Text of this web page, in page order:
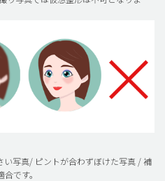
い写真/ ピントが合わずぼけた写真 / 補
です。